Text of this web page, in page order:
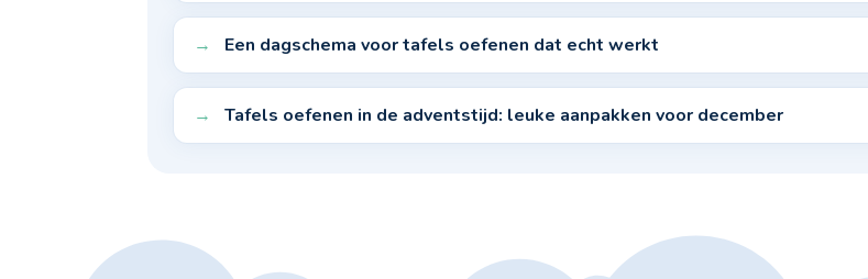
Een dagschema voor tafels oefenen dat echt werkt
Tafels oefenen in de adventstijd: leuke aanpakken voor december